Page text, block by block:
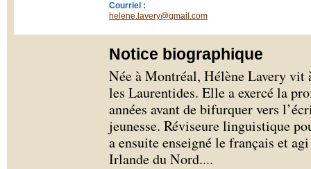
Courriel :
helene.lavery@gmail.com
Notice biographique
Née à Montréal, Hélène Lavery vit
les Laurentides. Elle a exercé la
années avant de bifurquer vers
jeunesse. Réviseure linguistique
a ensuite enseigné le français et
Irlande du Nord....